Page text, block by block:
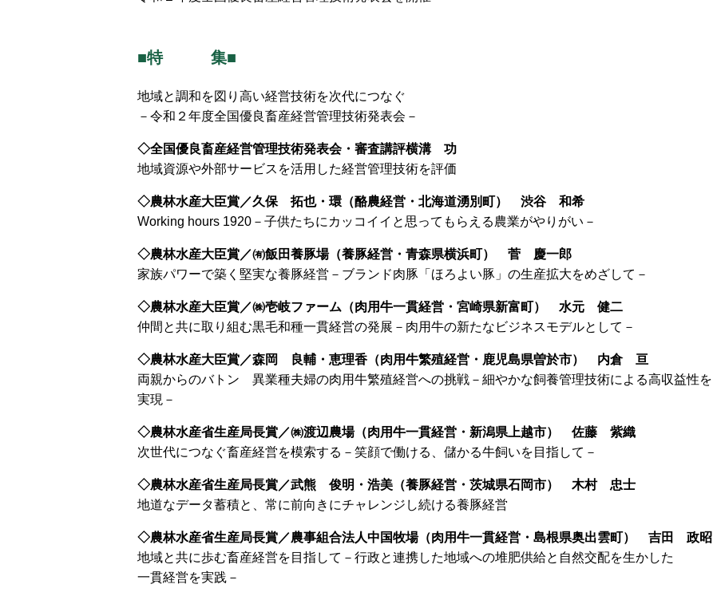
■特 集■
地域と調和を図り高い経営技術を次代につなぐ
－令和２年度全国優良畜産経営管理技術発表会－
◇全国優良畜産経営管理技術発表会・審査講評横溝 功
地域資源や外部サービスを活用した経営管理技術を評価
◇農林水産大臣賞／久保 拓也・環（酪農経営・北海道湧別町） 渋谷 和希
Working hours 1920－子供たちにカッコイイと思ってもらえる農業がやりがい－
◇農林水産大臣賞／㈲飯田養豚場（養豚経営・青森県横浜町） 菅 慶一郎
家族パワーで築く堅実な養豚経営－ブランド肉豚「ほろよい豚」の生産拡大をめざして－
◇農林水産大臣賞／㈱壱岐ファーム（肉用牛一貫経営・宮崎県新富町） 水元 健二
仲間と共に取り組む黒毛和種一貫経営の発展－肉用牛の新たなビジネスモデルとして－
◇農林水産大臣賞／森岡 良輔・恵理香（肉用牛繁殖経営・鹿児島県曽於市） 内倉 亘
両親からのバトン 異業種夫婦の肉用牛繁殖経営への挑戦－細やかな飼養管理技術による高収益性を
実現－
◇農林水産省生産局長賞／㈱渡辺農場（肉用牛一貫経営・新潟県上越市） 佐藤 紫織
次世代につなぐ畜産経営を模索する－笑顔で働ける、儲かる牛飼いを目指して－
◇農林水産省生産局長賞／武熊 俊明・浩美（養豚経営・茨城県石岡市） 木村 忠士
地道なデータ蓄積と、常に前向きにチャレンジし続ける養豚経営
◇農林水産省生産局長賞／農事組合法人中国牧場（肉用牛一貫経営・島根県奥出雲町） 吉田 政昭
地域と共に歩む畜産経営を目指して－行政と連携した地域への堆肥供給と自然交配を生かした
一貫経営を実践－